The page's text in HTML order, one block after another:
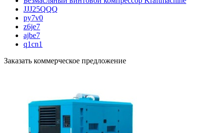
JJJ25QQQ
py7v0
z6je7
ajbe7
q1cn1
Заказать коммерческое предложение